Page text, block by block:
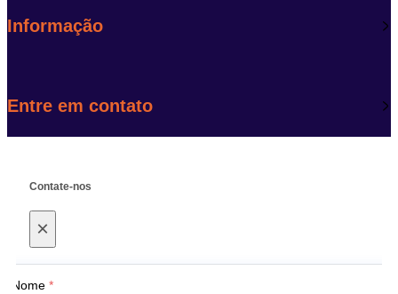
Informação
Entre em contato
Contate-nos
×
Nome *